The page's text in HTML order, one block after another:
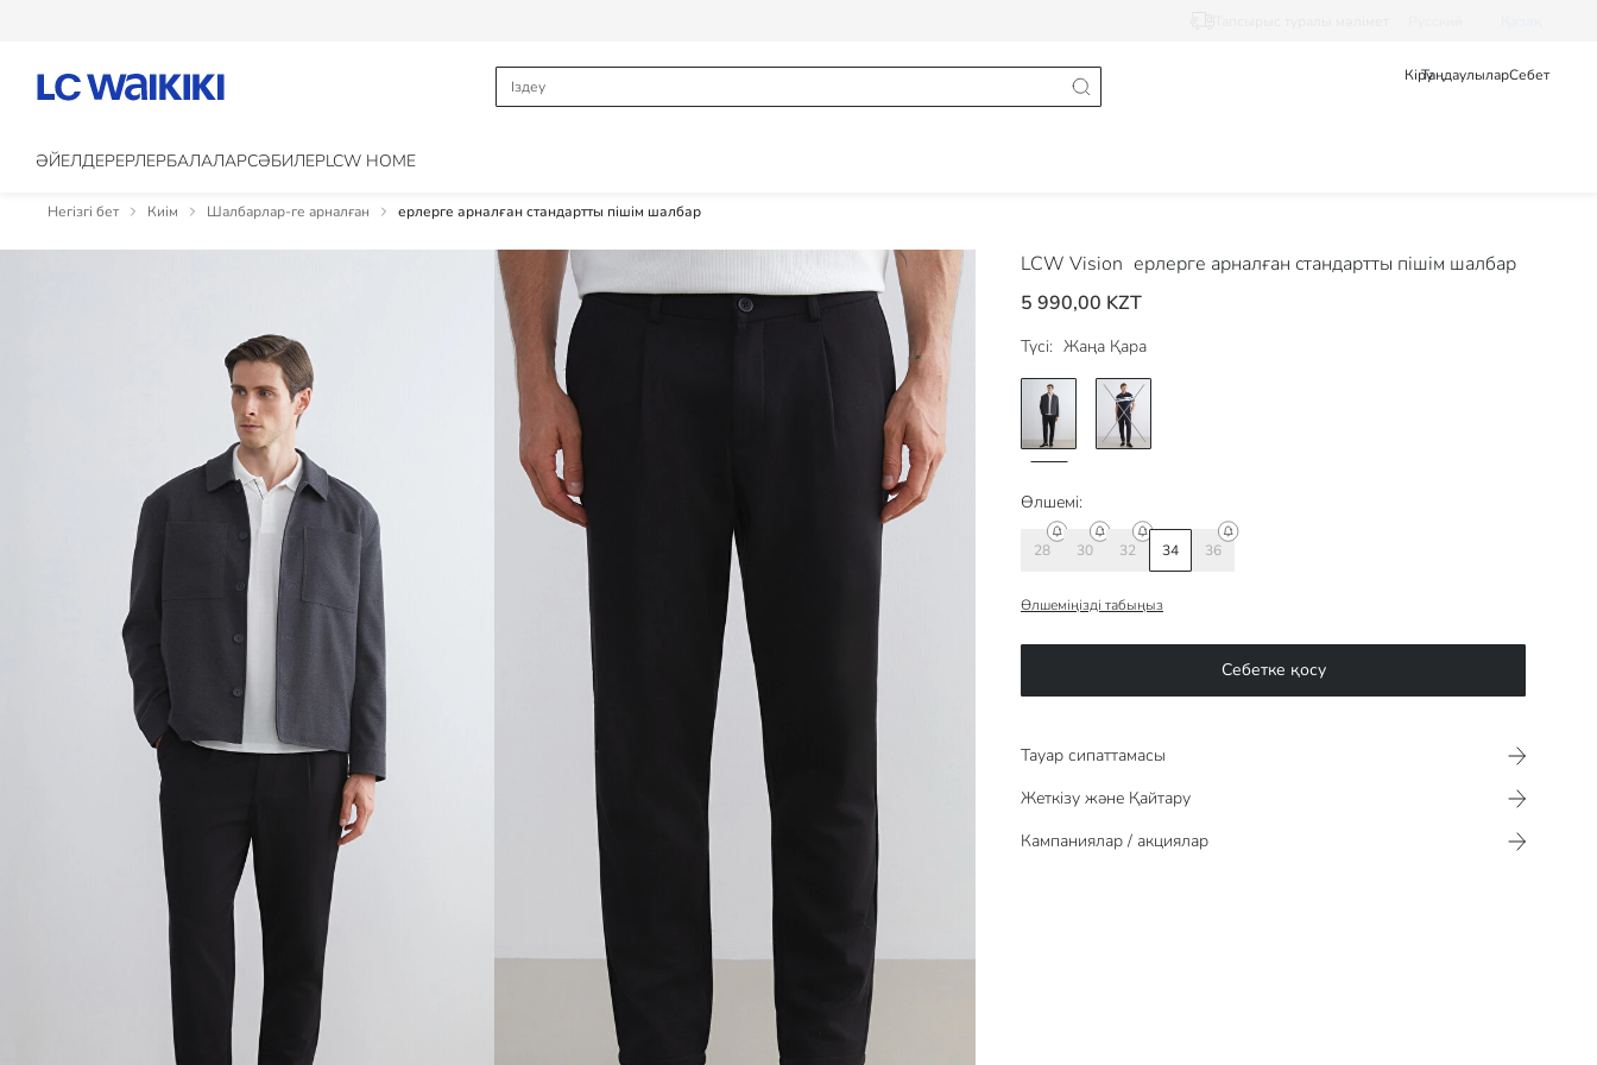
КіруТаңдаулыларСебет
ӘЙЕЛДЕРЕРЛЕРБАЛАЛАРCӘБИЛЕРLCW HOME
Негізгі бет Киім Шалбарлар-ге арналған ерлерге арналған стандартты пішім шалбар
LCW Vision ерлерге арналған стандартты пішім шалбар
5 990,00 KZT
Түсі: Жаңа Қара
Өлшемі:
28 30 32 34 36
Өлшеміңізді табыңыз
Себетке қосу
Тауар сипаттамасы​​​​​
Жеткізу және Қайтару
Кампаниялар / акциялар